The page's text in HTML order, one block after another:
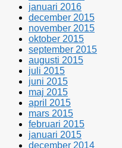
januari 2016
december 2015
november 2015
oktober 2015
september 2015
augusti 2015
juli 2015
juni 2015
maj 2015
april 2015
mars 2015
februari 2015
januari 2015
december 2014